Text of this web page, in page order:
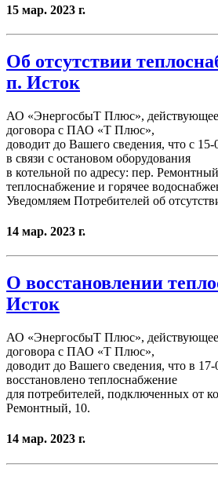
15 мар. 2023 г.
Об отсутствии
п. Исток
АО «ЭнергосбыТ Плюс», действующее
договора с ПАО «Т Плюс»,
доводит до Вашего сведения, что с 15-
в связи с остановом оборудования
в котельной по адресу: пер.
теплоснабжение и горячее
Уведомляем Потребителей об
14 мар. 2023 г.
О восстановлении
Исток
АО «ЭнергосбыТ Плюс», действующее
договора с ПАО «Т Плюс»,
доводит до Вашего сведения, что в 17-
восстановлено теплоснабжение
для потребителей, подключенных от
Ремонтный, 10.
14 мар. 2023 г.